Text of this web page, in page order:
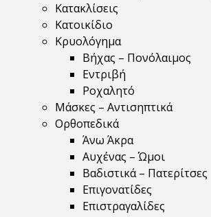
Κατακλίσεις
Κατοικίδιο
Κρυολόγημα
Βήχας – Πονόλαιμος
Εντριβή
Ροχαλητό
Μάσκες – Αντισηπτικά
Ορθοπεδικά
Άνω Άκρα
Αυχένας – Ώμοι
Βαδιστικά – Πατερίτσες
Επιγονατίδες
Επιστραγαλίδες